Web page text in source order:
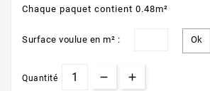
Chaque paquet contient 0.48m²
Surface voulue en m² :
Quantité